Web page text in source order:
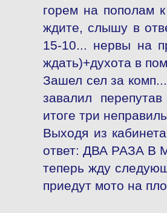
горем на пополам
ждите, слышу в
15-10... нервы на
ждать)+духота в
Зашел сел за
завалил
итоге три
Выходя из
ответ: ДВА РАЗА
теперь жду
приедут мото на